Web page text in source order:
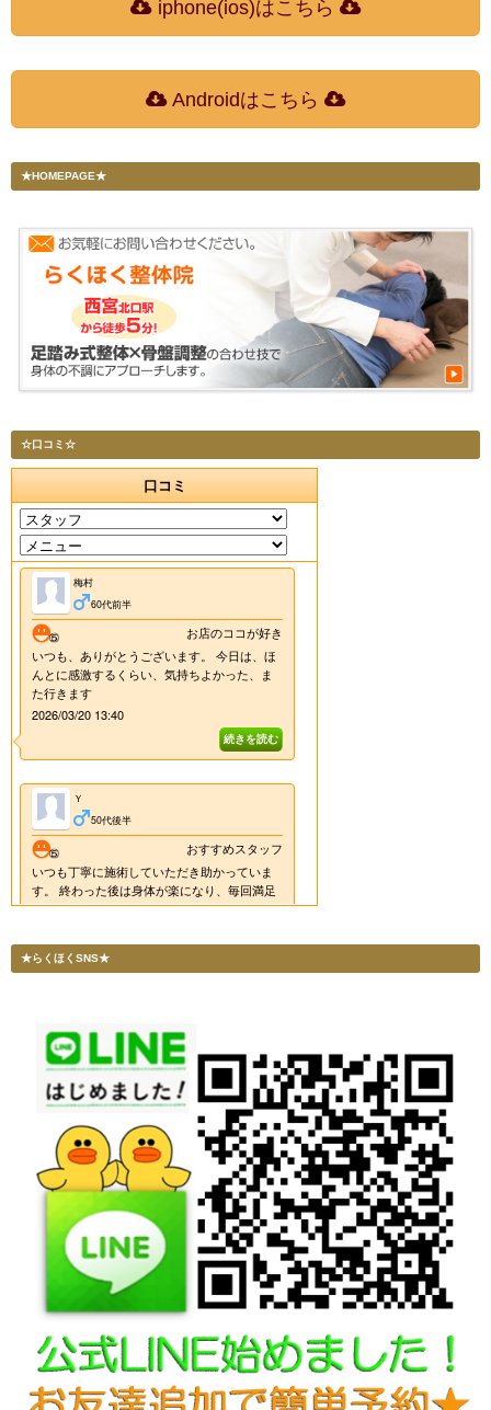
iphone(ios)はこちら
Androidはこちら
★HOMEPAGE★
☆口コミ☆
★らくほくSNS★